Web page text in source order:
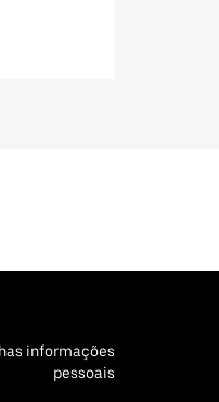
informações
pessoais